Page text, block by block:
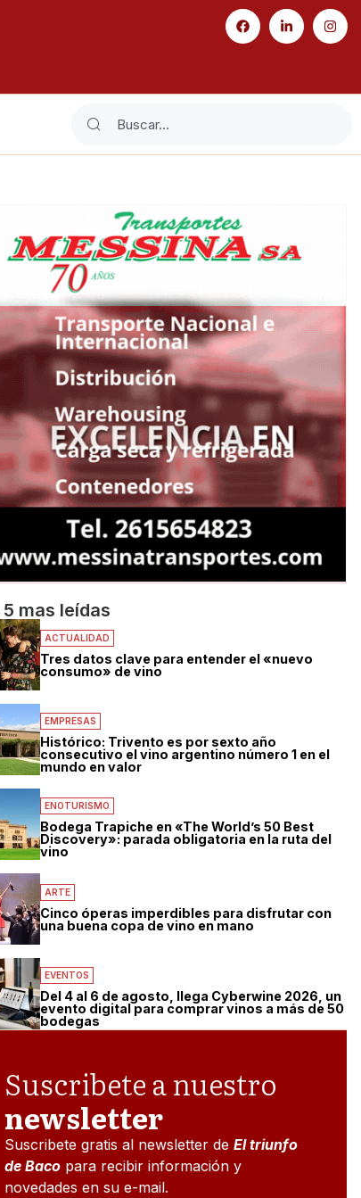
5 mas leídas
ACTUALIDAD
Tres datos clave para entender el «nuevo
consumo» de vino
EMPRESAS
Histórico: Trivento es por sexto año
consecutivo el vino argentino número 1 en el
mundo en valor
ENOTURISMO
Bodega Trapiche en «The World’s 50 Best
Discovery»: parada obligatoria en la ruta del
vino
ARTE
Cinco óperas imperdibles para disfrutar con
una buena copa de vino en mano
EVENTOS
Del 4 al 6 de agosto, llega Cyberwine 2026, un
evento digital para comprar vinos a más de 50
bodegas
Suscribete a nuestro
newsletter
Suscribete gratis al newsletter deEl triunfo
de Baco para recibir información y
novedades en su e-mail.